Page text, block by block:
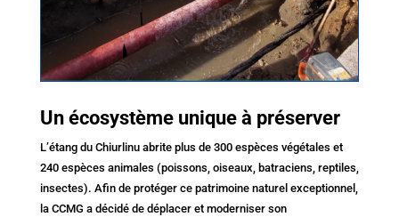
Un écosystème unique à préserver
L’étang du Chiurlinu abrite plus de 300 espèces végétales et
240 espèces animales (poissons, oiseaux, batraciens, reptiles,
insectes). Afin de protéger ce patrimoine naturel exceptionnel,
la CCMG a décidé de déplacer et moderniser son